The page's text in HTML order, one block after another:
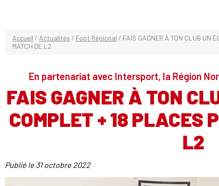
Accueil / Actualités / Foot Régional / FAIS GAGNER À TON CLUB UN
MATCH DE L2
En partenariat avec Intersport, la Région
FAIS GAGNER À TON
COMPLET + 18 PLACES
L2
Publié le 31 octobre 2022